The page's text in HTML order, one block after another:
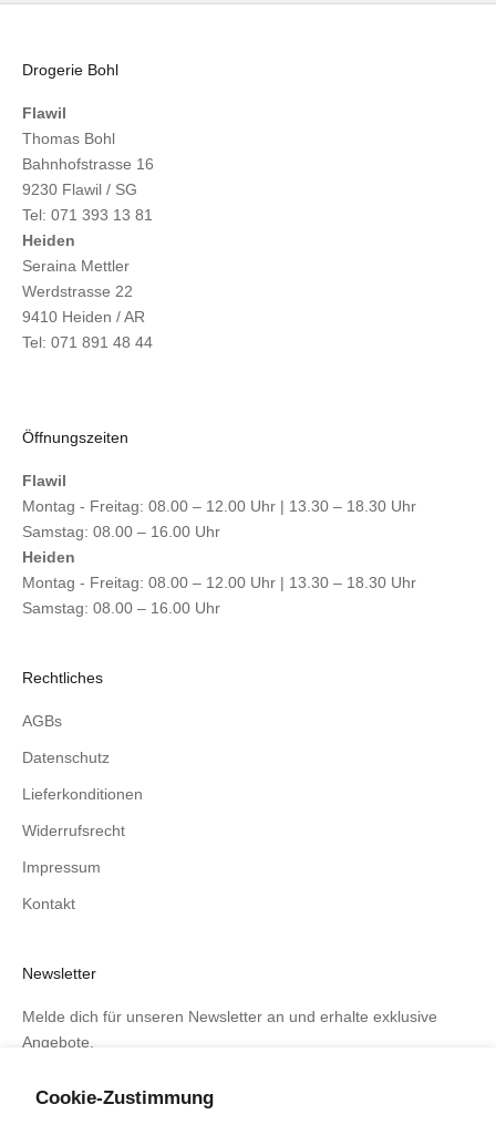
Cookie-Zustimmung
Drogerie Bohl
Flawil
Thomas Bohl
Bahnhofstrasse 16
9230 Flawil / SG
Tel: 071 393 13 81
Heiden
Seraina Mettler
Werdstrasse 22
9410 Heiden / AR
Tel: 071 891 48 44
Öffnungszeiten
Flawil
Montag - Freitag: 08.00 – 12.00 Uhr | 13.30 – 18.30 Uhr
Samstag: 08.00 – 16.00 Uhr
Heiden
Montag - Freitag: 08.00 – 12.00 Uhr | 13.30 – 18.30 Uhr
Samstag: 08.00 – 16.00 Uhr
Rechtliches
AGBs
Datenschutz
Lieferkonditionen
Widerrufsrecht
Impressum
Kontakt
Newsletter
Melde dich für unseren Newsletter an und erhalte exklusive
Angebote.